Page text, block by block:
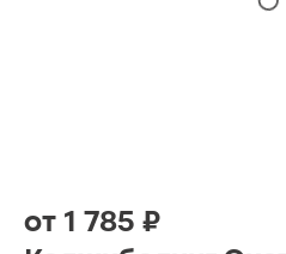
от 1 785 ₽